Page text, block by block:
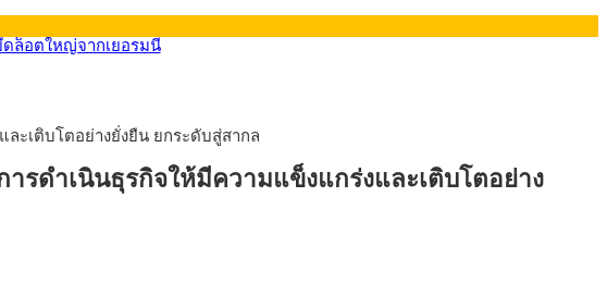
มศักยภาพ
ดล็อตใหญ่จากเยอรมนี
ะเติบโตอย่างยั่งยืน ยกระดับสู่สากล
ดำเนินธุรกิจให้มีความแข็งแกร่งและเติบโตอย่าง